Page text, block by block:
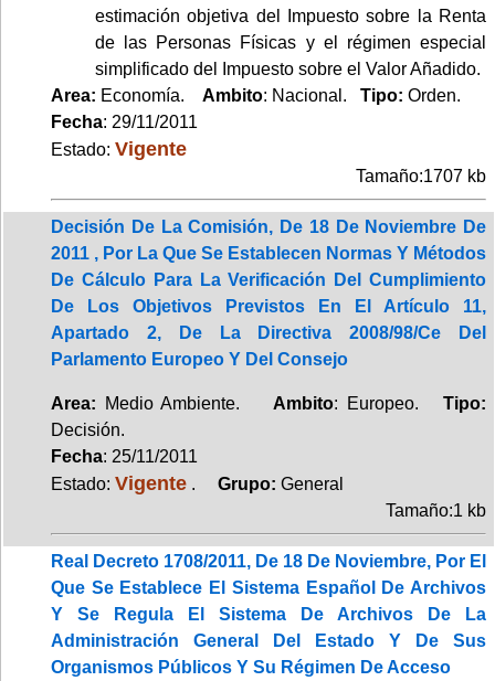
estimación objetiva del Impuesto sobre la Renta
de las Personas Físicas y el régimen especial
simplificado del Impuesto sobre el Valor Añadido.
Area: Economía. Ambito: Nacional. Tipo: Orden.
Fecha: 29/11/2011
Estado: Vigente
Tamaño:1707 kb
Decisión De La Comisión, De 18 De Noviembre De
2011 , Por La Que Se Establecen Normas Y Métodos
De Cálculo Para La Verificación Del Cumplimiento
De Los Objetivos Previstos En El Artículo 11,
Apartado 2, De La Directiva 2008/98/Ce Del
Parlamento Europeo Y Del Consejo
Area: Medio Ambiente. Ambito: Europeo. Tipo:
Decisión.
Fecha: 25/11/2011
Estado: Vigente . Grupo: General
Tamaño:1 kb
Real Decreto 1708/2011, De 18 De Noviembre, Por El
Que Se Establece El Sistema Español De Archivos
Y Se Regula El Sistema De Archivos De La
Administración General Del Estado Y De Sus
Organismos Públicos Y Su Régimen De Acceso